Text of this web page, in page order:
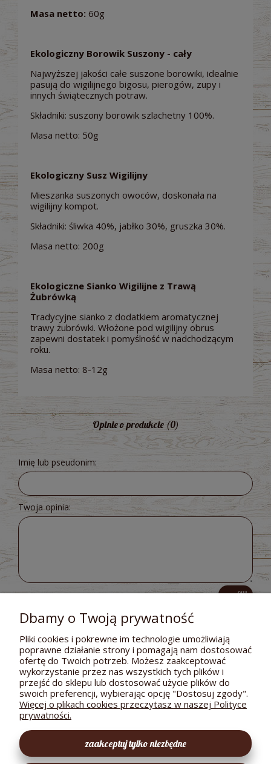
Masa netto: 60g
Ekologiczny Borowik Suszony - cały
Najwyższej jakości całe suszone borowiki, idealnie
pasują do wigilijnego bigosu, pierogów, zupy i
innych świątecznych potraw.
Składniki: suszony borowik szlachetny 100%.
Masa netto: 50g
Ekologiczny Susz Wigilijny
Mieszanka suszonych owoców, doskonała na
wigilijny kompot.
Składniki: śliwka 40%, jabłko 30%, gruszka 30%.
Masa netto: 200g
Ekologiczne Sianko Wigilijne z Trawą
Żubrówką
Tradycyjne sianko z dodatkiem aromatycznej
trawy żubrówki. Włożone pod wigilijny obrus
zapewni dostatek i pomyślność w nadchodzącym
roku.
Masa netto: 8-12g
Opinie o produkcie (0)
Imię lub pseudonim:
Twoja opinia:
wyślij
POMOC
DOSTAWA I PŁATNOŚCI
MOJE KONTO
Dbamy o Twoją prywatność
Pliki cookies i pokrewne im technologie umożliwiają
poprawne działanie strony i pomagają nam dostosować
ofertę do Twoich potrzeb. Możesz zaakceptować
wykorzystanie przez nas wszystkich tych plików i
przejść do sklepu lub dostosować użycie plików do
swoich preferencji, wybierając opcję "Dostosuj zgody".
Więcej o plikach cookies przeczytasz w naszej Polityce
prywatności.
zaakceptuj tylko niezbędne